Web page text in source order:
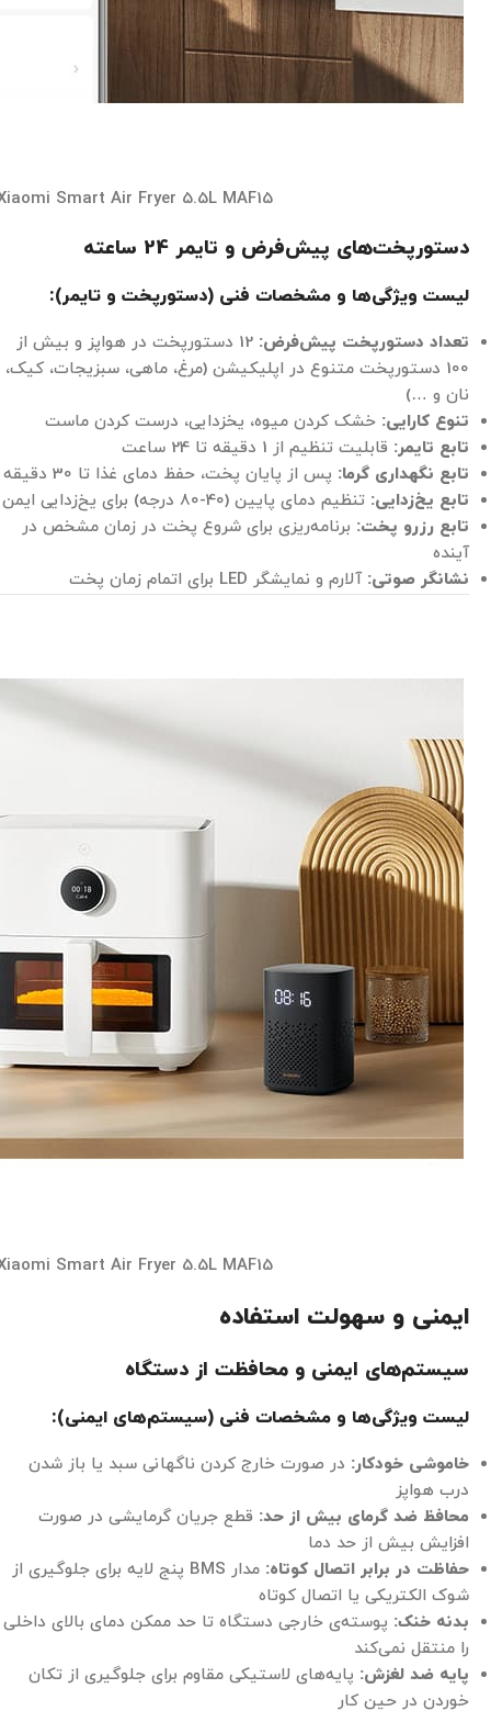
Smart Air Fryer 5.5L MAF15
دستورپخت‌های پیش‌فرض و تایمر 24 ساعته
لیست ویژگی‌ها و مشخصات فنی (دستورپخت و تایمر):
تعداد دستورپخت پیش‌فرض:
12 دستورپخت در هواپز و بیش از
100 دستورپخت متنوع در اپلیکیشن (مرغ، ماهی، سبزیجات، کیک،
نان و …)
تنوع کارایی: خشک کردن میوه، یخزدایی، درست کردن ماست
تابع تایمر: قابلیت تنظیم از 1 دقیقه تا 24 ساعت
تابع نگهداری گرما: پس از پایان پخت، حفظ دمای غذا تا 30 دقیقه
تابع یخ‌زدایی: تنظیم دمای پایین (40-80 درجه) برای یخ‌زدایی ایمن
تابع رزرو پخت: برنامه‌ریزی برای شروع پخت در زمان مشخص در
آینده
نشانگر صوتی: آلارم و نمایشگر LED برای اتمام زمان پخت
Smart Air Fryer 5.5L MAF15
ایمنی و سهولت استفاده
سیستم‌های ایمنی و محافظت از دستگاه
لیست ویژگی‌ها و مشخصات فنی (سیستم‌های ایمنی):
خاموشی خودکار: در صورت خارج کردن ناگهانی سبد یا باز شدن
درب هواپز
محافظ ضد گرمای بیش از حد: قطع جریان گرمایشی در صورت
افزایش بیش از حد دما
حفاظت در برابر اتصال کوتاه:
مدار BMS پنج لایه برای جلوگیری از
شوک الکتریکی یا اتصال کوتاه
بدنه خنک: پوسته‌ی خارجی دستگاه تا حد ممکن دمای بالای داخلی
را منتقل نمی‌کند
پایه ضد لغزش: پایه‌های لاستیکی مقاوم برای جلوگیری از تکان
خوردن در حین کار